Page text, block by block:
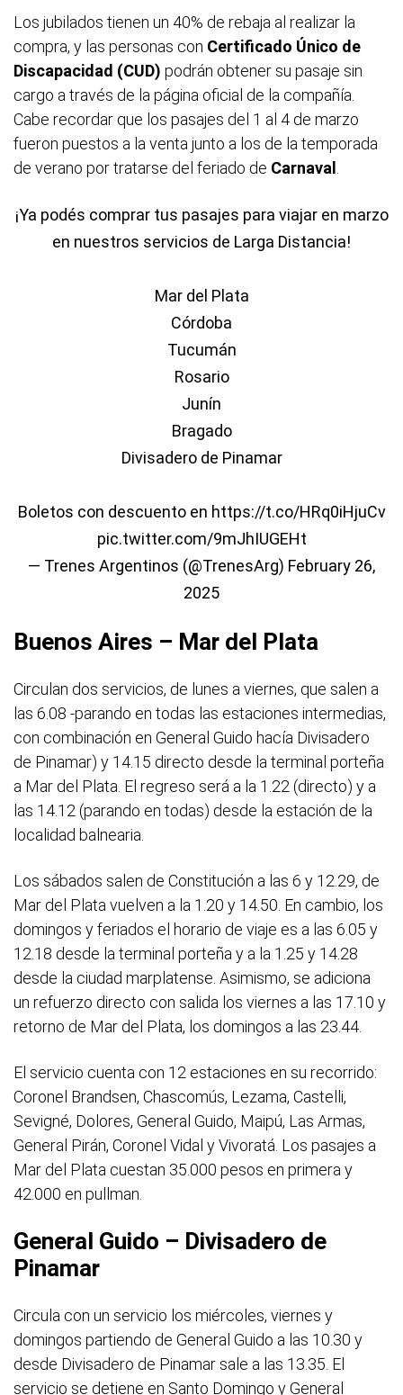
Los jubilados tienen un 40% de rebaja al realizar la
compra, y las personas con Certificado Único de
Discapacidad (CUD) podrán obtener su pasaje sin
cargo a través de la página oficial de la compañía.
Cabe recordar que los pasajes del 1 al 4 de marzo
fueron puestos a la venta junto a los de la temporada
de verano por tratarse del feriado de Carnaval
¡Ya podés comprar tus pasajes para viajar en marzo
en nuestros servicios de Larga Distancia!
Mar del Plata
Córdoba
Tucumán
Rosario
Junín
Bragado
Divisadero de Pinamar
Boletos con descuento en https://t.co/HRq0iHjuCv
pic.twitter.com/9mJhIUGEHt
— Trenes Argentinos (@TrenesArg) February 26,
2025
Buenos Aires – Mar del Plata
Circulan dos servicios, de lunes a viernes, que salen a
las 6.08 -parando en todas las estaciones intermedias,
con combinación en General Guido hacía Divisadero
de Pinamar) y 14.15 directo desde la terminal porteña
a Mar del Plata. El regreso será a la 1.22 (directo) y a
las 14.12 (parando en todas) desde la estación de la
localidad balnearia.
Los sábados salen de Constitución a las 6 y 12.29, de
Mar del Plata vuelven a la 1.20 y 14.50. En cambio, los
domingos y feriados el horario de viaje es a las 6.05 y
12.18 desde la terminal porteña y a la 1.25 y 14.28
desde la ciudad marplatense. Asimismo, se adiciona
un refuerzo directo con salida los viernes a las 17.10 y
retorno de Mar del Plata, los domingos a las 23.44.
El servicio cuenta con 12 estaciones en su recorrido:
Coronel Brandsen, Chascomús, Lezama, Castelli,
Sevigné, Dolores, General Guido, Maipú, Las Armas,
General Pirán, Coronel Vidal y Vivoratá. Los pasajes a
Mar del Plata cuestan 35.000 pesos en primera y
42.000 en pullman.
General Guido – Divisadero de
Pinamar
Circula con un servicio los miércoles, viernes y
domingos partiendo de General Guido a las 10.30 y
desde Divisadero de Pinamar sale a las 13.35. El
servicio se detiene en Santo Domingo y General